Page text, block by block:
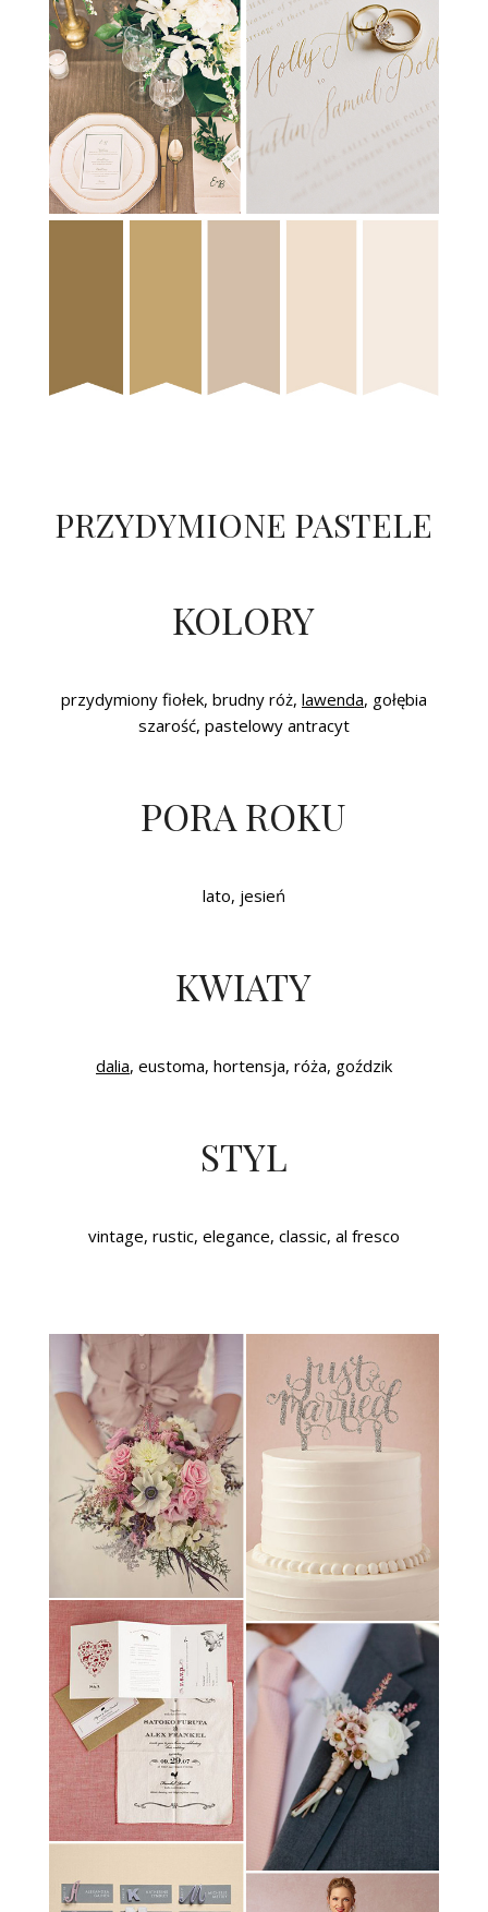
PRZYDYMIONE PASTELE
KOLORY
przydymiony fiołek, brudny róż, lawenda, gołębia
szarość, pastelowy antracyt
PORA ROKU
lato, jesień
KWIATY
dalia, eustoma, hortensja, róża, goździk
STYL
vintage, rustic, elegance, classic, al fresco